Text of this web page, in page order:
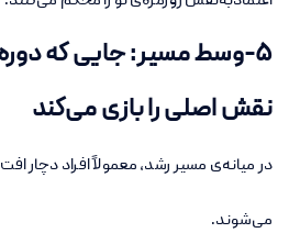
۵-وسط مسیر: جایی که دوره
نقش اصلی را بازی می‌کند
در میانه‌ی مسیر رشد، معمولاً افراد دچار
می‌شوند.